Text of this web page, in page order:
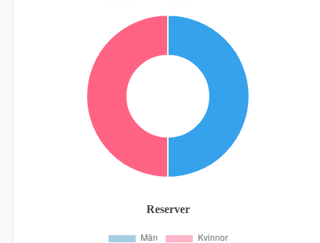
Reserver